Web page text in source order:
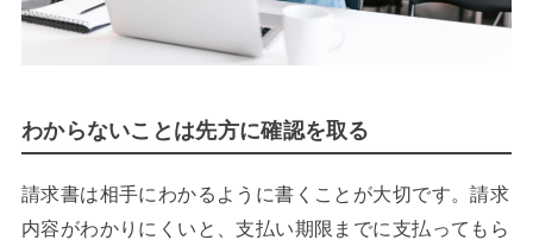
わからないことは先方に確認を取る
請求書は相手にわかるように書くことが大切です。請求
内容がわかりにくいと、支払い期限までに支払ってもら